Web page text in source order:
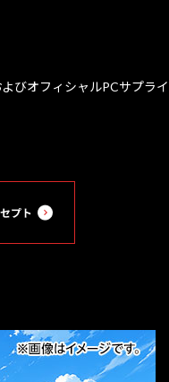
びオフィシャルPCサプラ